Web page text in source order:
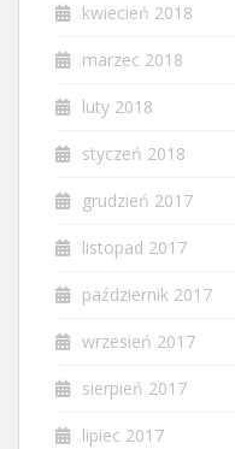
kwiecień 2018
marzec 2018
luty 2018
styczeń 2018
grudzień 2017
listopad 2017
październik 2017
wrzesień 2017
sierpień 2017
lipiec 2017